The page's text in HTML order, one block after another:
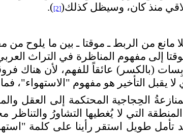
منذ كان، وسيظل كذلك([2]
).
من الربط ـ موقتا ـ بين ما يلوح من
إلى مفهوم المناظرة في التراث
(بالكسر) عائقاً للفهم، لأن هناك
يقبل التأخير هو مفهوم "الاستهواء"، فما
الحِجاجية المحتكمة إلى العقل
التي لا يُغطيها التشاورُ والتناظر
وبعد تأمل طويل استقر رأينا على كلمة